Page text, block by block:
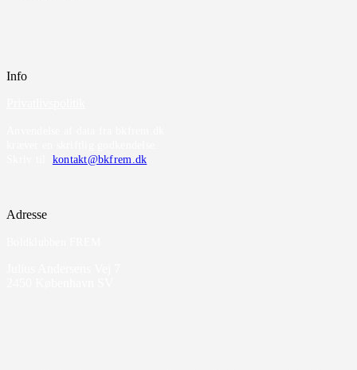
Info
kontakt@bkfrem.dk
Adresse